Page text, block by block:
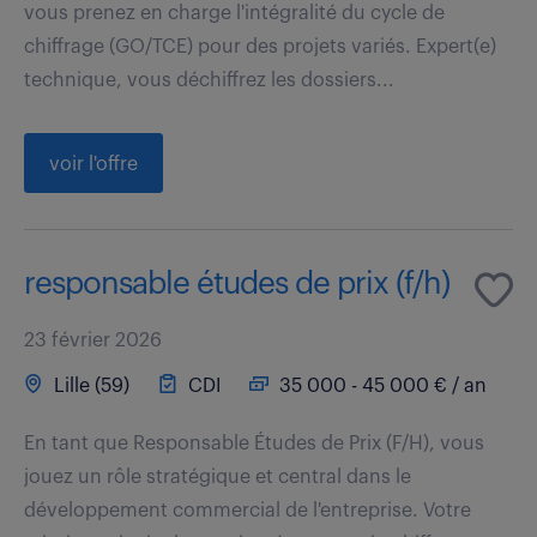
vous prenez en charge l'intégralité du cycle de
chiffrage (GO/TCE) pour des projets variés. Expert(e)
technique, vous déchiffrez les dossiers...
voir l'offre
responsable études de prix (f/h)
23 février 2026
Lille (59) CDI 35 000 - 45 000 € / an
En tant que Responsable Études de Prix (F/H), vous
jouez un rôle stratégique et central dans le
développement commercial de l'entreprise. Votre